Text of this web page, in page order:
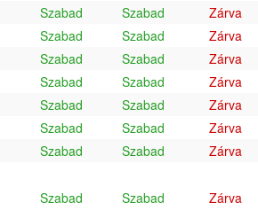
Szabad Szabad
Zárva
Szabad Szabad
Zárva
Szabad Szabad
Zárva
Szabad Szabad
Zárva
Szabad Szabad
Zárva
Szabad Szabad
Zárva
Szabad Szabad
Zárva
Szabad Szabad Zárva